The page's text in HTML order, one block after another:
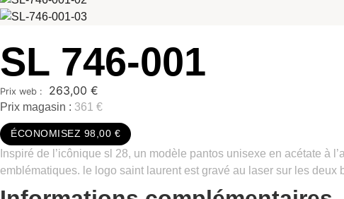
SL 746-001
263,00 €
Prix magasin : 361 €
ÉCONOMISEZ 98,00 €
Inspiré de l’icônique sl 28, un modèle pantos unisexe en acétate à
emblématiques. le logo saint laurent est gravé au laser sur les deux